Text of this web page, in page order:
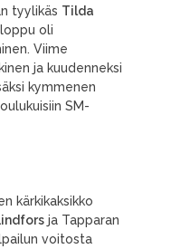
tyylikäs Tilda
oli
Viime
ja kuudenneksi
kymmenen
SM-
kärkikaksikko
ja Tapparan
voitosta